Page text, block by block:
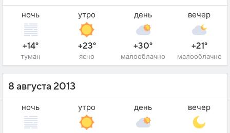
ночь
+14°
туман
утро
+23°
ясно
день
+30°
малооблачно
вечер
+21°
малооблачно
8 августа 2013
ночь утро день вечер